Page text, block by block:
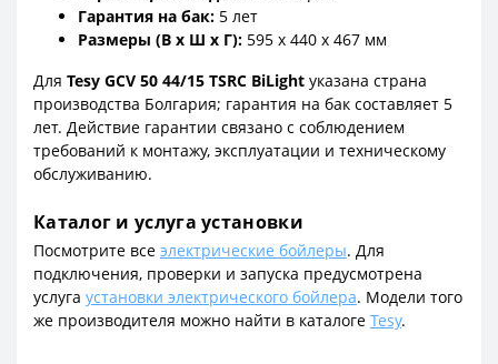
Гарантия на бак: 5 лет
Размеры (В x Ш x Г): 595 x 440 x 467 мм
Для Tesy GCV 50 44/15 TSRC BiLight указана страна
производства Болгария; гарантия на бак составляет 5
лет. Действие гарантии связано с соблюдением
требований к монтажу, эксплуатации и техническому
обслуживанию.
Каталог и услуга установки
Посмотрите все электрические бойлеры. Для
подключения, проверки и запуска предусмотрена
услуга установки электрического бойлера. Модели того
же производителя можно найти в каталоге Tesy.